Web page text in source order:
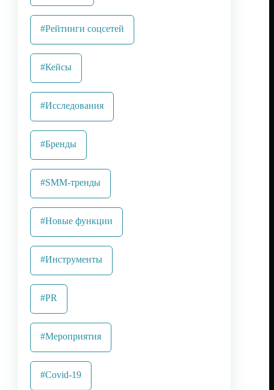
#Рейтинги соцсетей
#Кейсы
#Исследования
#Бренды
#SMM-тренды
#Новые функции
#Инструменты
#PR
#Мероприятия
#Covid-19